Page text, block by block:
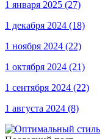
1 января 2025 (27)
1 декабря 2024 (18)
1 ноября 2024 (22)
1 октября 2024 (21)
1 сентября 2024 (22)
1 августа 2024 (8)